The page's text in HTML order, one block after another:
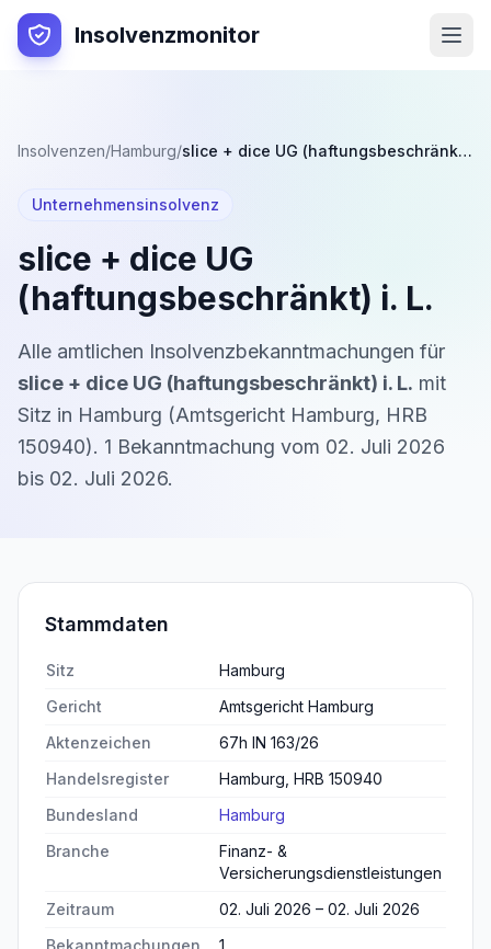
Insolvenzmonitor
Insolvenzen/Hamburg/ slice + dice UG (haftungsbeschränkt) i. L.
Unternehmensinsolvenz
slice + dice UG
(haftungsbeschränkt) i. L.
Alle amtlichen Insolvenzbekanntmachungen für
slice + dice UG (haftungsbeschränkt) i. L. mit
Sitz in Hamburg (Amtsgericht Hamburg, HRB
150940). 1 Bekanntmachung vom 02. Juli 2026
bis 02. Juli 2026.
Stammdaten
Sitz
Hamburg
Gericht
Amtsgericht Hamburg
Aktenzeichen
67h IN 163/26
Handelsregister
Hamburg, HRB 150940
Bundesland
Hamburg
Branche
Finanz- &
Versicherungsdienstleistungen
Zeitraum
02. Juli 2026 – 02. Juli 2026
Bekanntmachungen
1